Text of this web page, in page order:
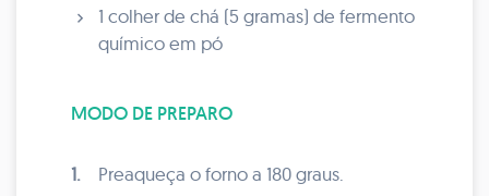
1 colher de chá (5 gramas) de fermento
químico em pó
MODO DE PREPARO
1.
Preaqueça o forno a 180 graus.